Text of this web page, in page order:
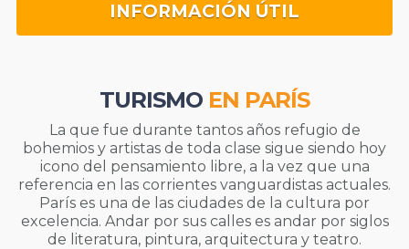
INFORMACIÓN ÚTIL
TURISMO EN PARÍS
La que fue durante tantos años refugio de
bohemios y artistas de toda clase sigue siendo hoy
icono del pensamiento libre, a la vez que una
referencia en las corrientes vanguardistas actuales.
París es una de las ciudades de la cultura por
excelencia. Andar por sus calles es andar por siglos
de literatura, pintura, arquitectura y teatro.